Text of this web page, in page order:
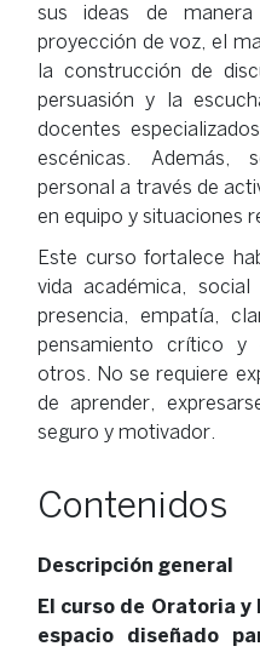
sus ideas de
proyección de voz, el
la construcción de
persuasión y la
docentes
escénicas. Además,
personal a través de
en equipo y situaciones
Este curso fortalece
vida académica, social
presencia, empatía,
pensamiento crítico y
otros. No se requiere
de aprender,
seguro y motivador.
Contenidos
Descripción general
El curso de Oratoria y
espacio diseñado